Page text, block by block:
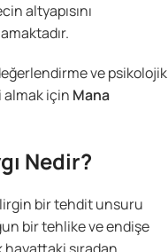
altyapısını
ve psikolojik
almak için Mana
Nedir?
bir tehdit unsuru
bir tehlike ve endişe